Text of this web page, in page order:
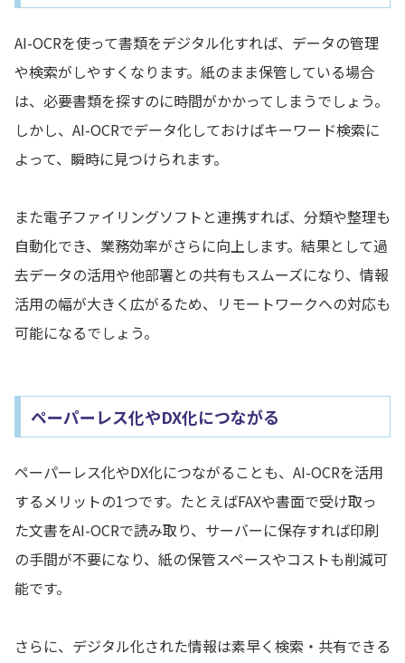
AI-OCRを使って書類をデジタル化すれば、データの管理
や検索がしやすくなります。紙のまま保管している場合
は、必要書類を探すのに時間がかかってしまうでしょう。
しかし、AI-OCRでデータ化しておけばキーワード検索に
よって、瞬時に見つけられます。
また電子ファイリングソフトと連携すれば、分類や整理も
自動化でき、業務効率がさらに向上します。結果として過
去データの活用や他部署との共有もスムーズになり、情報
活用の幅が大きく広がるため、リモートワークへの対応も
可能になるでしょう。
ペーパーレス化やDX化につながる
ペーパーレス化やDX化につながることも、AI-OCRを活用
するメリットの1つです。たとえばFAXや書面で受け取っ
た文書をAI-OCRで読み取り、サーバーに保存すれば印刷
の手間が不要になり、紙の保管スペースやコストも削減可
能です。
さらに、デジタル化された情報は素早く検索・共有できる